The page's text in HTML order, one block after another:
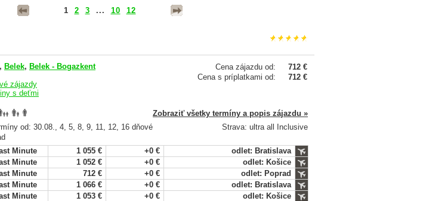
1 2 3 ... 10 12
Cena zájazdu od:
712 €
Cena s príplatkami od:
712 €
, Belek, Belek - Bogazkent
zájazdy
s deťmi
Zobraziť všetky termíny a popis zájazdu »
od: 30.08., 4, 5, 8, 9, 11, 12, 16 dňové
Strava: ultra all Inclusive
Minute 1 055 € +0 €
odlet: Bratislava
Minute 1 052 € +0 €
odlet: Košice
Minute 712 € +0 €
odlet: Poprad
Minute 1 066 € +0 €
odlet: Bratislava
Minute 1 053 € +0 €
odlet: Košice